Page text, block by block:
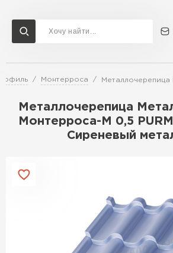
Монтерроса
Металлочерепица
Монтерроса-M 0,5
Сиреневый
Доставка и оплата Акции О
Перейти в каталог